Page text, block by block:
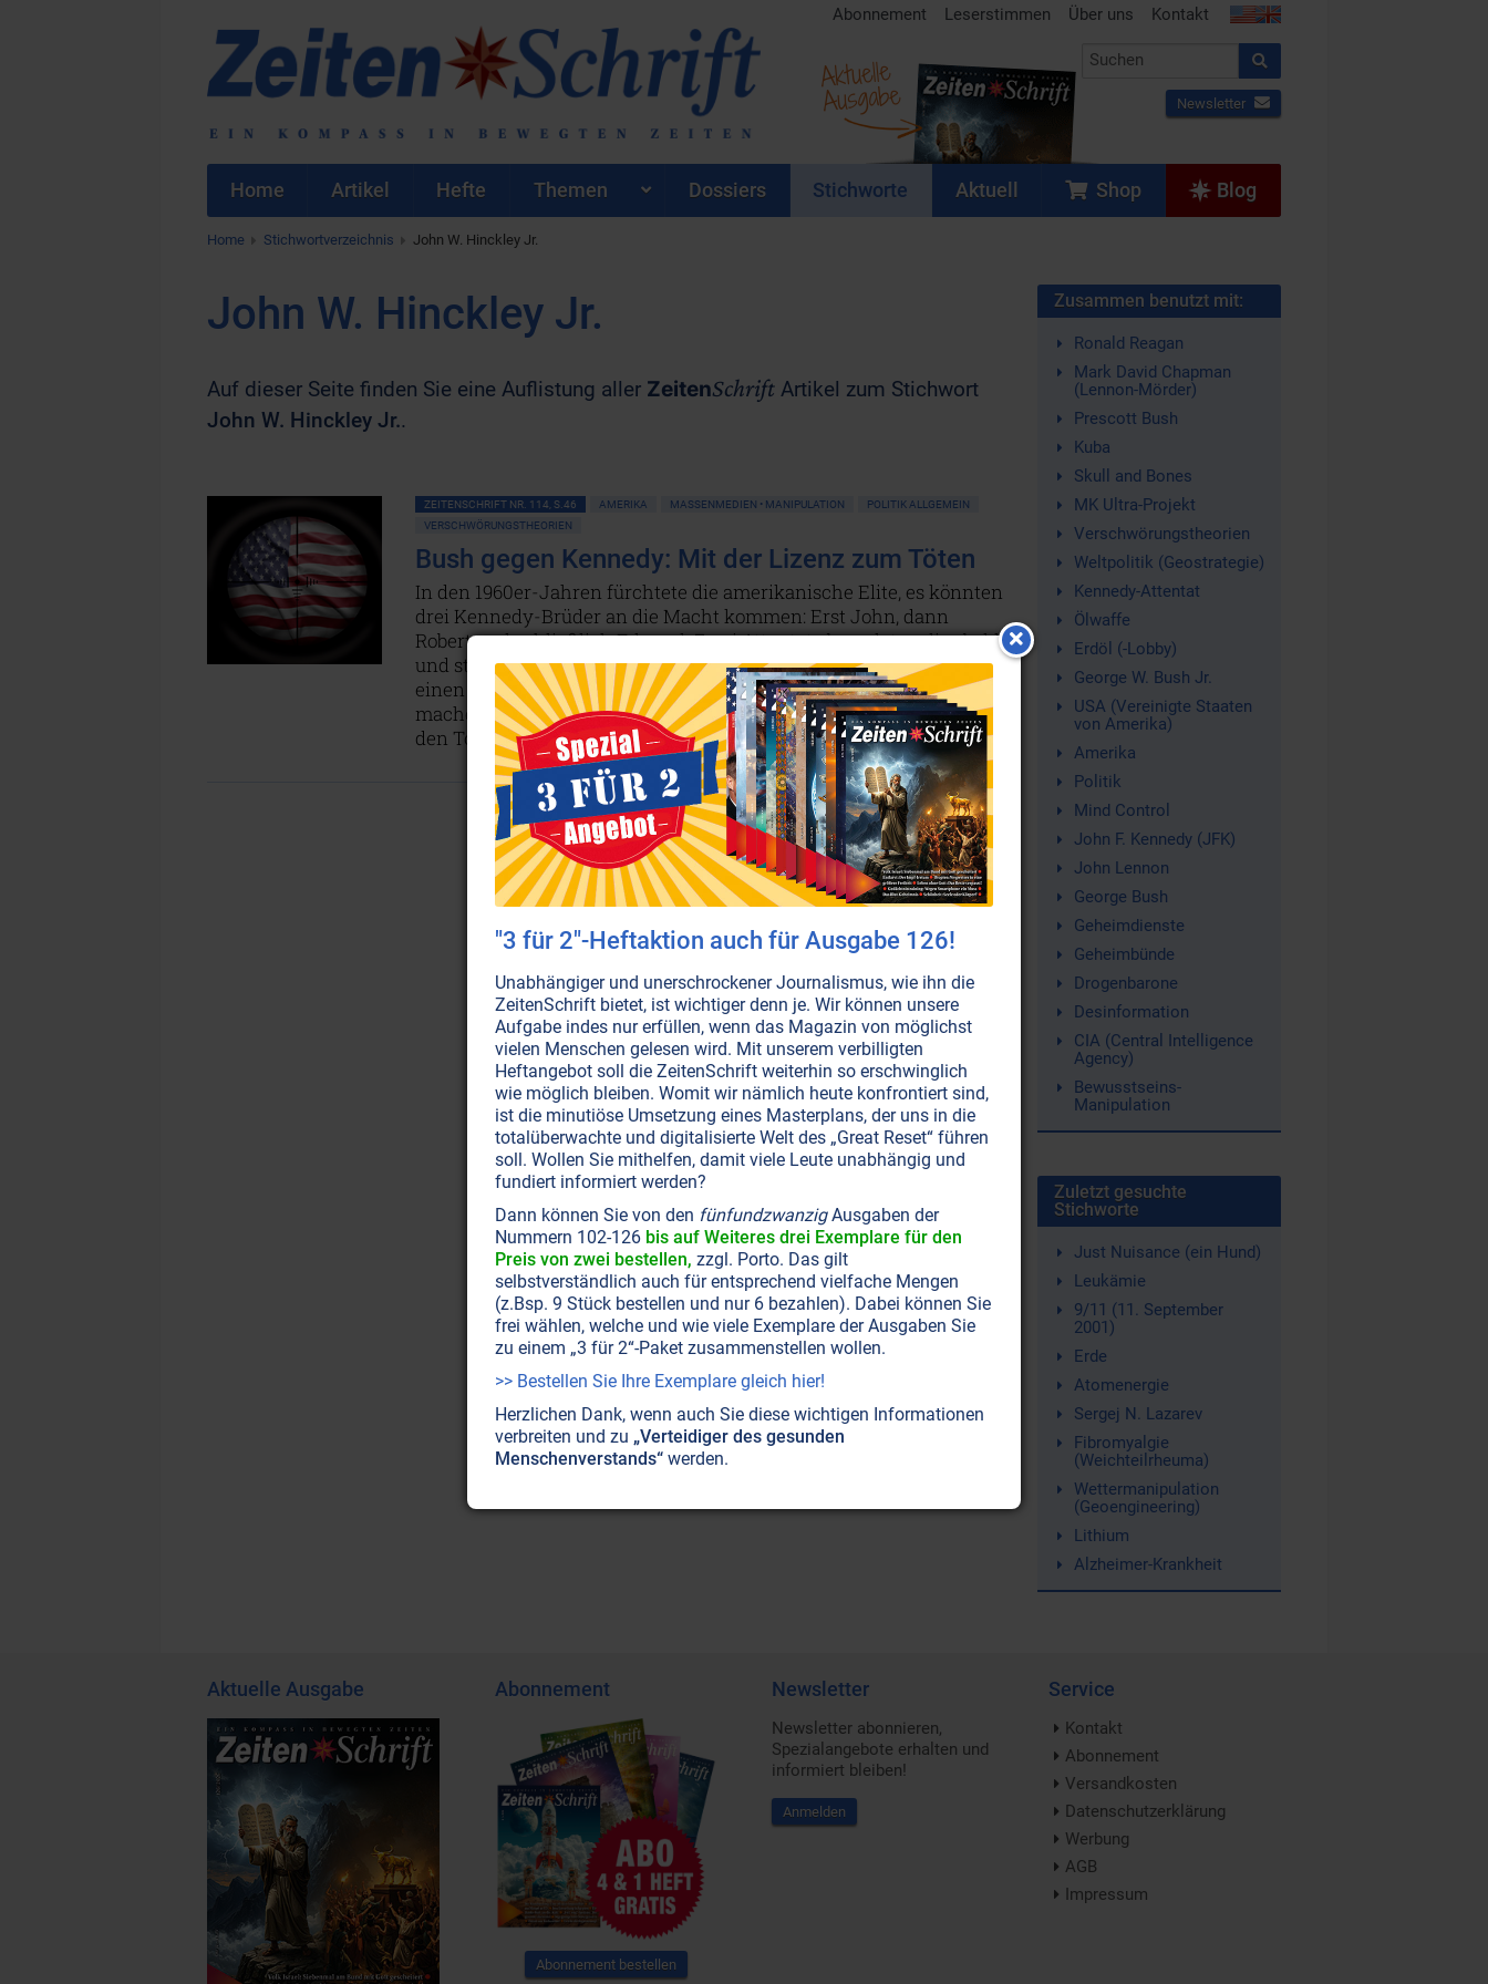
Abonnement Leserstimmen Über uns Kontakt
Newsletter
Aktuelle
Ausgabe
Home Artikel Hefte Themen Dossiers Stichworte Aktuell Shop Blog
Home Stichwortverzeichnis John W. Hinckley Jr.
John W. Hinckley Jr.
Auf dieser Seite finden Sie eine Auflistung aller ZeitenSchrift Artikel zum Stichwort
John W. Hinckley Jr..
ZEITENSCHRIFT NR. 114, S.46 AMERIKA MASSENMEDIEN • MANIPULATION
POLITIK ALLGEMEIN
VERSCHWÖRUNGSTHEORIEN
Bush gegen Kennedy: Mit der Lizenz zum Töten
In den 1960er-Jahren fürchtete die amerikanische Elite, es könnten
drei Kennedy-Brüder an die Macht kommen: Erst John, dann
Robert und schließlich Edward. Zwei Attentate beendeten dies bald
und stattdessen wirkte eine andere Dynastie mit, aus Amerika
einen Überwachungsstaat unter der Oligarchie der Reichen zu
machen: die Familie Bush. Diese tauchte auch im Dunstkreis um
den Tod von John F. Kennedy auf.Weiterlesen...
Zusammen benutzt mit:
Ronald Reagan
Mark David Chapman
(Lennon-Mörder)
Prescott Bush
Kuba
Skull and Bones
MK Ultra-Projekt
Verschwörungstheorien
Weltpolitik (Geostrategie)
Kennedy-Attentat
Ölwaffe
Erdöl (-Lobby)
George W. Bush Jr.
USA (Vereinigte Staaten
von Amerika)
Amerika
Politik
Mind Control
John F. Kennedy (JFK)
John Lennon
George Bush
Geheimdienste
Geheimbünde
Drogenbarone
Desinformation
CIA (Central Intelligence
Agency)
Bewusstseins-
Manipulation
Zuletzt gesuchte
Stichworte
Just Nuisance (ein Hund)
Leukämie
9/11 (11. September
2001)
Erde
Atomenergie
Sergej N. Lazarev
Fibromyalgie
(Weichteilrheuma)
Wettermanipulation
(Geoengineering)
Lithium
Alzheimer-Krankheit
Aktuelle Ausgabe Abonnement
Abonnement bestellen
Newsletter
Newsletter abonnieren,
Spezialangebote erhalten und
informiert bleiben!
Anmelden
Service
Kontakt
Abonnement
Versandkosten
Datenschutzerklärung
Werbung
AGB
Impressum
"3 für 2"-Heftaktion auch für Ausgabe 126!
Unabhängiger und unerschrockener Journalismus, wie ihn die
ZeitenSchrift bietet, ist wichtiger denn je. Wir können unsere
Aufgabe indes nur erfüllen, wenn das Magazin von möglichst
vielen Menschen gelesen wird. Mit unserem verbilligten
Heftangebot soll die ZeitenSchrift weiterhin so erschwinglich
wie möglich bleiben. Womit wir nämlich heute konfrontiert sind,
ist die minutiöse Umsetzung eines Masterplans, der uns in die
totalüberwachte und digitalisierte Welt des „Great Reset“ führen
soll. Wollen Sie mithelfen, damit viele Leute unabhängig und
fundiert informiert werden?
Dann können Sie von den fünfundzwanzigAusgaben der
Nummern 102-126 bis auf Weiteres drei Exemplare für den
Preis von zwei bestellen, zzgl. Porto. Das gilt
selbstverständlich auch für entsprechend vielfache Mengen
(z.Bsp. 9 Stück bestellen und nur 6 bezahlen). Dabei können Sie
frei wählen, welche und wie viele Exemplare der Ausgaben Sie
zu einem „3 für 2“-Paket zusammenstellen wollen.
>> Bestellen Sie Ihre Exemplare gleich hier!
Herzlichen Dank, wenn auch Sie diese wichtigen Informationen
verbreiten und zu „Verteidiger des gesunden
Menschenverstands“werden.